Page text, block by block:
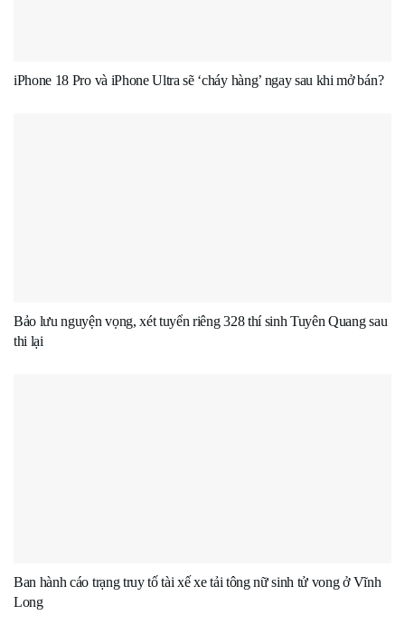
iPhone 18 Pro và iPhone Ultra sẽ ‘cháy hàng’ ngay sau khi mở bán?
Bảo lưu nguyện vọng, xét tuyển riêng 328 thí sinh Tuyên Quang sau
thi lại
Ban hành cáo trạng truy tố tài xế xe tải tông nữ sinh tử vong ở Vĩnh
Long